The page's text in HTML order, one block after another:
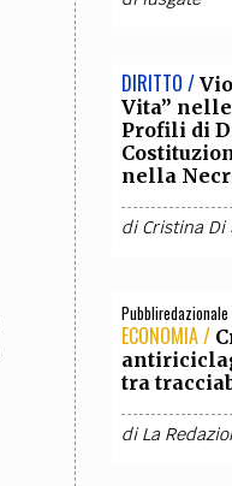
DIRITTO /
Vita”
Profili di
nella
diCristina Di
Pubbliredazionale
ECONOMIA /
tra
diLa